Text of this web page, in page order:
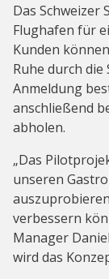
Das
Flughafen für
Kunden
Ruhe durch
Anmeldung
anschließend
abholen.
„Das
unseren
verbessern
Manager
wird das